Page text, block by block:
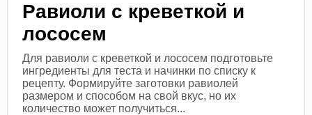
Равиоли с креветкой и
лососем
Для равиоли с креветкой и лососем подготовьте
ингредиенты для теста и начинки по списку к
рецепту. Формируйте заготовки равиолей
размером и способом на свой вкус, но их
количество может получиться...